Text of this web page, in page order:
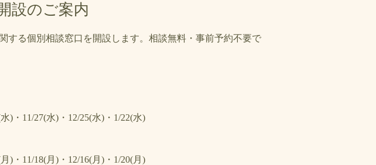
設のご案内
る個別相談窓口を開設します。相談無料・事前予約不要で
)・11/27(水)・12/25(水)・1/22(水)
)・11/18(月)・12/16(月)・1/20(月)